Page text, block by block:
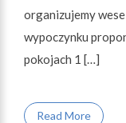
organizujemy
wypoczynku
pokojach 1 […]
Read More